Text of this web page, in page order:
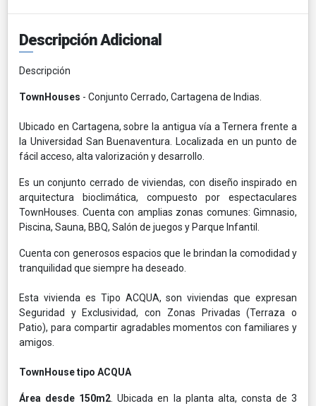
Descripción Adicional
Descripción
TownHouses - Conjunto Cerrado, Cartagena de Indias.
Ubicado en Cartagena, sobre la antigua vía a Ternera frente a
la Universidad San Buenaventura. Localizada en un punto de
fácil acceso, alta valorización y desarrollo.
Es un conjunto cerrado de viviendas, con diseño inspirado en
arquitectura bioclimática, compuesto por espectaculares
TownHouses. Cuenta con amplias zonas comunes: Gimnasio,
Piscina, Sauna, BBQ, Salón de juegos y Parque Infantil.
Cuenta con generosos espacios que le brindan la comodidad y
tranquilidad que siempre ha deseado.
Esta vivienda es Tipo ACQUA, son viviendas que expresan
Seguridad y Exclusividad, con Zonas Privadas (Terraza o
Patio), para compartir agradables momentos con familiares y
amigos.
TownHouse tipo ACQUA
Área desde 150m2 . Ubicada en la planta alta, consta de 3